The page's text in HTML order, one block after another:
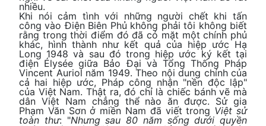
nhiều.
Khi nói cảm tình với những người chết khi tấn
công vào Điện Biên Phủ không phải tôi không biết
rằng trong thời điểm đó đã có mặt một chính phủ
khác, hình thành như kết quả của hiệp ước Hạ
Long 1948 và sau đó trong hiệp ước ký kết tại
điện Élysée giữa Bảo Đại và Tổng Thống Pháp
Vincent Auriol năm 1949. Theo nội dung chính của
cả hai hiệp ước, Pháp công nhận "nền độc lập"
của Việt Nam. Thật ra, đó chỉ là chiếc bánh vẽ mà
dân Việt Nam chẳng thể nào ăn được. Sử gia
Phạm Văn Sơn ở miền Nam đã viết trong Việt sử
toàn thư: "Nhưng sau 80 năm sống dưới quyền